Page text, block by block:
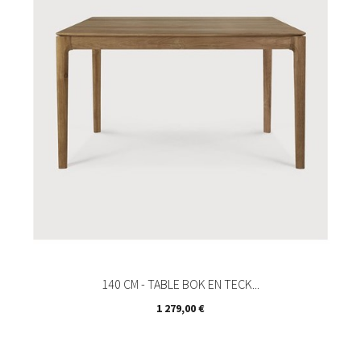
140 CM - TABLE BOK EN TECK...
Prix
1 279,00 €